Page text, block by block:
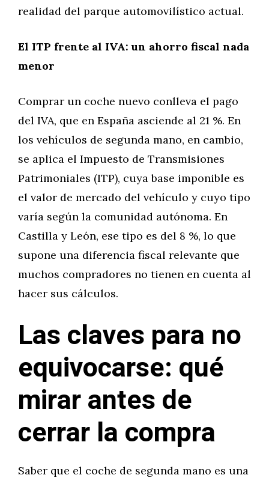
realidad del parque automovilístico actual.
El ITP frente al IVA: un ahorro fiscal nada
menor
Comprar un coche nuevo conlleva el pago
del IVA, que en España asciende al 21 %. En
los vehículos de segunda mano, en cambio,
se aplica el Impuesto de Transmisiones
Patrimoniales (ITP), cuya base imponible es
el valor de mercado del vehículo y cuyo tipo
varía según la comunidad autónoma. En
Castilla y León, ese tipo es del 8 %, lo que
supone una diferencia fiscal relevante que
muchos compradores no tienen en cuenta al
hacer sus cálculos.
Las claves para no
equivocarse: qué
mirar antes de
cerrar la compra
Saber que el coche de segunda mano es una